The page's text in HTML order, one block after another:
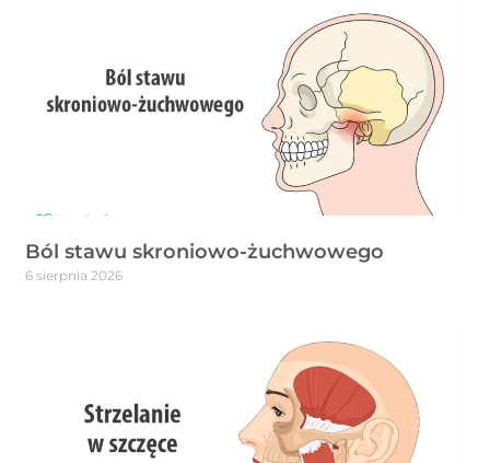
Ból stawu skroniowo-żuchwowego
6 sierpnia 2026